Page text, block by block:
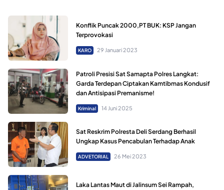
Konflik Puncak 2000,PT BUK: KSP Jangan
Terprovokasi
KARO 29 Januari 2023
Patroli Presisi Sat Samapta Polres Langkat:
Garda Terdepan Ciptakan Kamtibmas Kondusif
dan Antisipasi Premanisme!
Kriminal 14 Juni 2025
Sat Reskrim Polresta Deli Serdang Berhasil
Ungkap Kasus Pencabulan Terhadap Anak
ADVETORIAL 26 Mei 2023
Laka Lantas Maut di Jalinsum Sei Rampah,